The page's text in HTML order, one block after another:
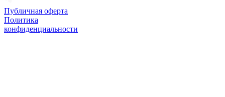
Публичная оферта
Политика
конфиденциальности